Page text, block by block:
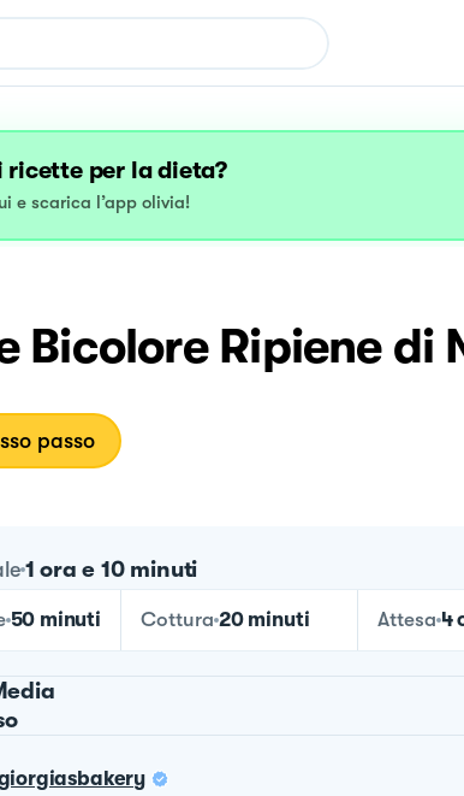
ricette per la dieta?
e scarica l’app olivia!
Bicolore Ripiene di
passo
1 ora e 10 minuti
50 minuti Cottura 20 minuti Attesa 4